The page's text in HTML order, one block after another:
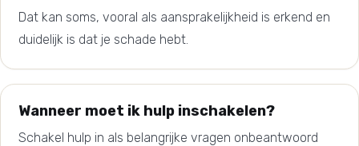
Dat kan soms, vooral als aansprakelijkheid is erkend en
duidelijk is dat je schade hebt.
Wanneer moet ik hulp inschakelen?
Schakel hulp in als belangrijke vragen onbeantwoord